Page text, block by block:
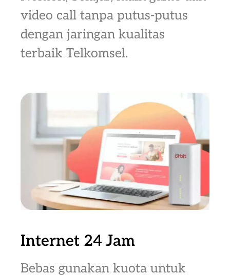
video call tanpa putus-putus
dengan jaringan kualitas
terbaik Telkomsel.
Internet 24 Jam
Bebas gunakan kuota untuk